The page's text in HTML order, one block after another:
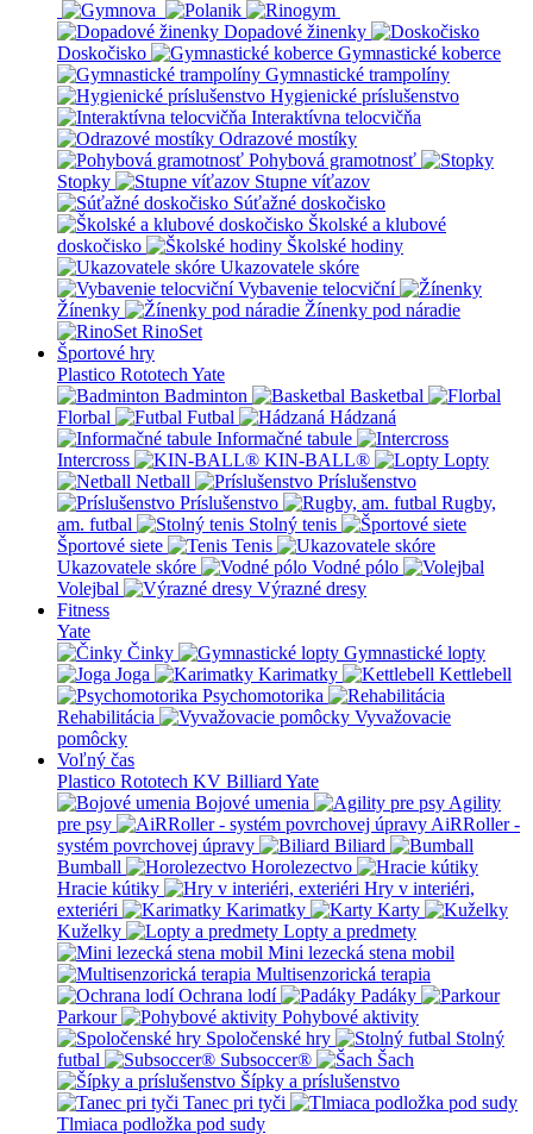
Dopadové žinenky
Doskočisko
Gymnastické koberce
Gymnastické trampolíny
Hygienické príslušenstvo
Interaktívna telocvičňa
Odrazové mostíky
Pohybová gramotnosť
Stopky
Stupne víťazov
Súťažné doskočisko
Školské a klubové
doskočisko
Školské hodiny
Ukazovatele skóre
Vybavenie telocviční
Žínenky
Žínenky pod náradie
RinoSet
Športové hry
Plastico Rototech Yate
Badminton
Basketbal
Florbal
Futbal
Hádzaná
Informačné tabule
Intercross
KIN-BALL®
Lopty
Netball
Príslušenstvo
Príslušenstvo
Rugby,
am. futbal
Stolný tenis
Športové siete
Tenis
Ukazovatele skóre
Vodné pólo
Volejbal
Výrazné dresy
Fitness
Yate
Činky
Gymnastické lopty
Joga
Karimatky
Kettlebell
Psychomotorika
Rehabilitácia
Vyvažovacie
pomôcky
Voľný čas
Plastico Rototech KV Billiard Yate
Bojové umenia
Agility
pre psy
AiRRoller -
systém povrchovej úpravy
Biliard
Bumball
Horolezectvo
Hracie kútiky
Hry v interiéri,
exteriéri
Karimatky
Karty
Kuželky
Lopty a predmety
Mini lezecká stena mobil
Multisenzorická terapia
Ochrana lodí
Padáky
Parkour
Pohybové aktivity
Spoločenské hry
Stolný
futbal
Subsoccer®
Šach
Šípky a príslušenstvo
Tanec pri tyči
Tlmiaca podložka pod sudy